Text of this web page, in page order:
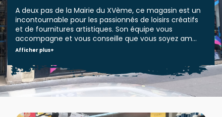
A deux pas de la Mairie du XVème, ce magasin est un
incontournable pour les passionnés de loisirs créatifs
et de fournitures artistiques. Son équipe vous
accompagne et vous conseille que vous soyez am...
Afficher plus